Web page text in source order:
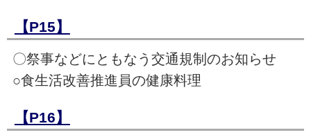
【P15】
〇祭事などにともなう交通規制のお知らせ
○食生活改善推進員の健康料理
【P16】